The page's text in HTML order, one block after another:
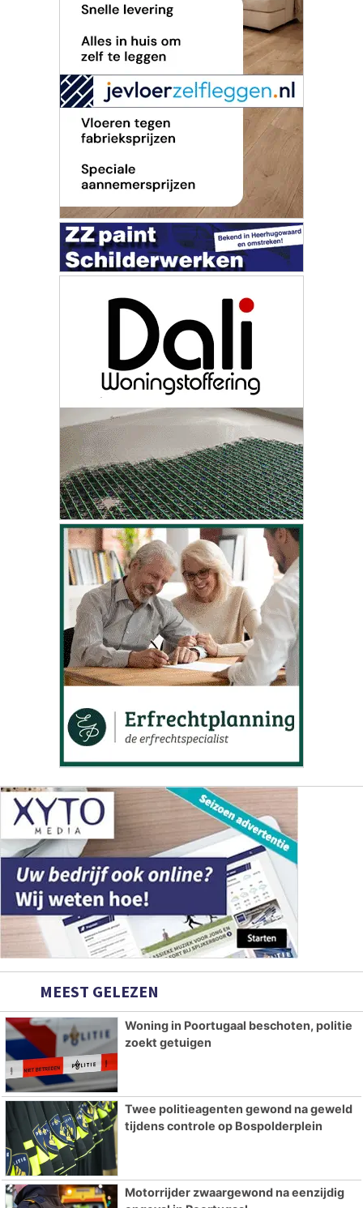
MEEST GELEZEN
Woning in Poortugaal beschoten, politie
zoekt getuigen
Twee politieagenten gewond na geweld
tijdens controle op Bospolderplein
Motorrijder zwaargewond na eenzijdig